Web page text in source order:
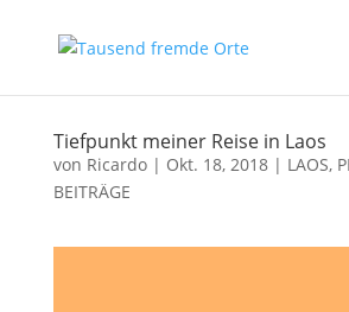
Tiefpunkt meiner Reise in Laos
von Ricardo| Okt. 18, 2018| LAOS,
BEITRÄGE